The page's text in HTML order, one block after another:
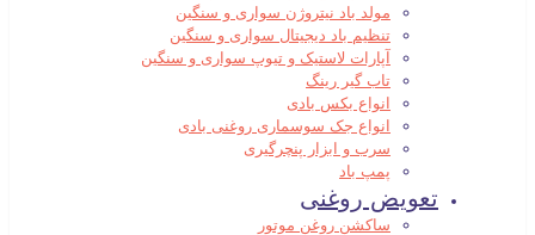
مولد باد نیتروژن سواری و سنگین
تنظیم باد دیجیتال سواری و سنگین
آپارات لاستیک و تیوپ سواری و سنگین
تاب گیر رینگ
انواع بکس بادی
انواع جک سوسماری روغنی بادی
سرب و ابزار پنچرگیری
پمپ باد
تعویض روغنی
ساکشن روغن موتور